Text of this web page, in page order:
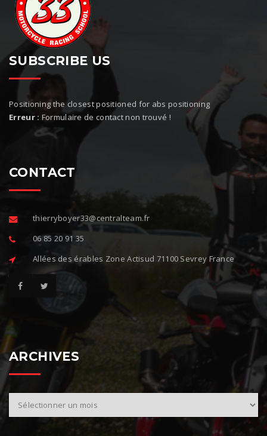
SUBSCRIBE US
Positioning the closest positioned for abs positioning
Erreur : Formulaire de contact non trouvé !
CONTACT
thierryboyer33@centralteam.fr
06 85 20 91 35
Allées des érables Zone Actisud 71100 Sevrey France
ARCHIVES